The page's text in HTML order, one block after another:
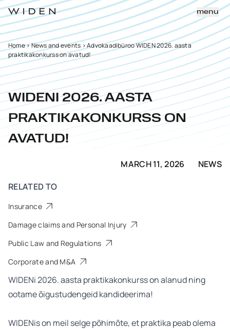
menu
Home>News and events >Advokaadibüroo WIDEN 2026. aasta
praktikakonkurss on avatud!
WIDENI 2026. AASTA
PRAKTIKAKONKURSS ON
AVATUD!
MARCH 11, 2026
NEWS
RELATED TO
Insurance
Damage claims and Personal Injury
Public Law and Regulations
Corporate and M&A
WIDENi 2026. aasta praktikakonkurss on alanud ning
ootame õigustudengeid kandideerima!
WIDENis on meil selge põhimõte, et praktika peab olema